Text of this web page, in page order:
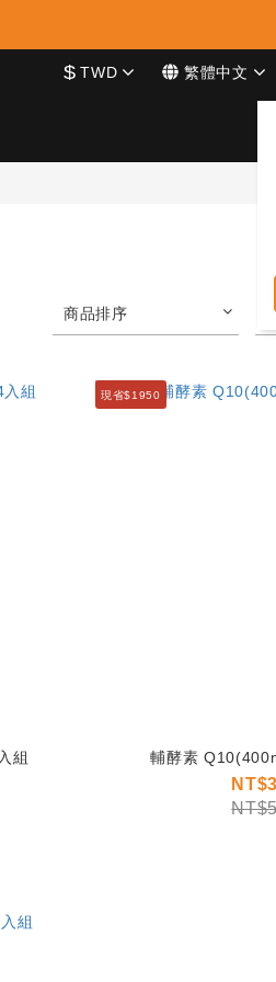
$ TWD 繁體中文
商品排序
30粒) 4入組
現省$1950
輔酵素